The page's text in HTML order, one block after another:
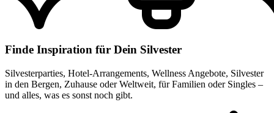
Finde Inspiration für Dein Silvester
Silvesterparties, Hotel-Arrangements, Wellness Angebote, Silvester
in den Bergen, Zuhause oder Weltweit, für Familien oder Singles –
und alles, was es sonst noch gibt.